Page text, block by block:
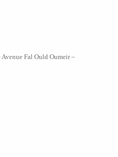
Fal Ould Oumeir –